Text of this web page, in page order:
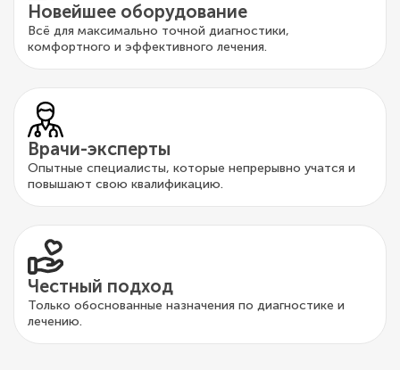
Новейшее оборудование
Всё для максимально точной диагностики,
комфортного и эффективного лечения.
Врачи-эксперты
Опытные специалисты, которые непрерывно учатся и
повышают свою квалификацию.
Честный подход
Только обоснованные назначения по диагностике и
лечению.